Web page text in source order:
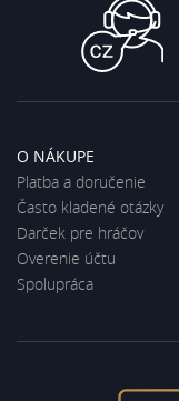
O NÁKUPE
Platba a doručenie
Často kladené otázky
Darček pre hráčov
Overenie účtu
Spolupráca